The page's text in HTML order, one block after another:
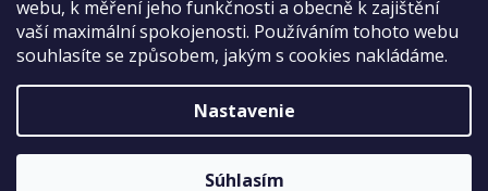
webu, k měření jeho funkčnosti a obecně k zajištění
vaší maximální spokojenosti. Používáním tohoto webu
souhlasíte se způsobem, jakým s cookies nakládáme.
Nastavenie
Súhlasím
Vytvoril Shoptet
Copyright 2026Vyza Professional s.r.o.. Všetky práva
vyhradené.